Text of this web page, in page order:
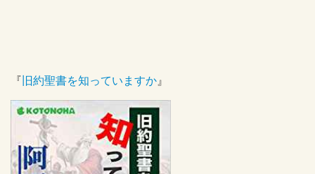
『旧約聖書を知っていますか』